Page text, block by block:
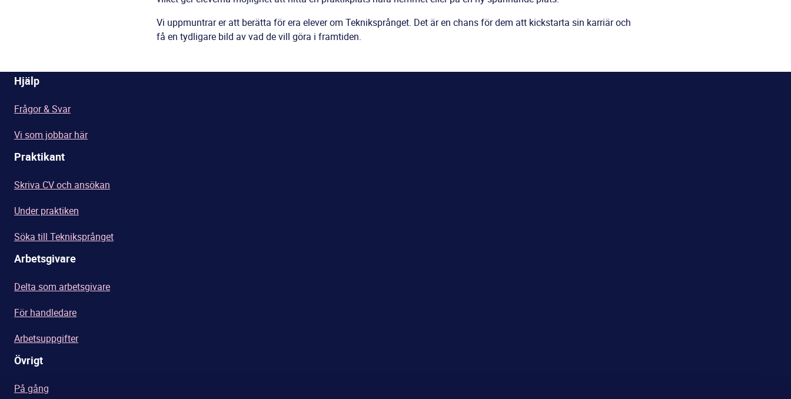
Vi uppmuntrar er att berätta för era elever om Tekniksprånget. Det är en chans för dem att kickstarta sin karriär och
få en tydligare bild av vad de vill göra i framtiden.
Hjälp
Frågor & Svar
Vi som jobbar här
Praktikant
Skriva CV och ansökan
Under praktiken
Söka till Tekniksprånget
Arbetsgivare
Delta som arbetsgivare
För handledare
Arbetsuppgifter
Övrigt
På gång